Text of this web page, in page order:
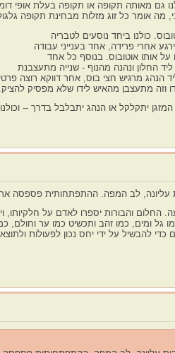
גם מאותה תקופה או תקופה בעלת אופי
כולנו ביחד נוסעים לטבריה
אחרי פרידה, אחד בענייני עבודה
על אותו אוטובוס. בנוסף כל אחד
החלון ונהנה מהנוף - שנייה מתעצבנת
הנהג מרגיש חצי בוס, אחר דווקא רוצה
וזה מתעצבן מהאיש לידו שלא מפסיק להציק.
יתקלקל או הנהג יתבלבל בדרך -- וכולנו
לב המפה. ההתפתחותית פספסה את
החלום והבורות יספרו לאדם על
גל ומים, כמו זהב ותכשיט כמו ער וחולם,
להבשיל על ידי יחס נכון לפעולות